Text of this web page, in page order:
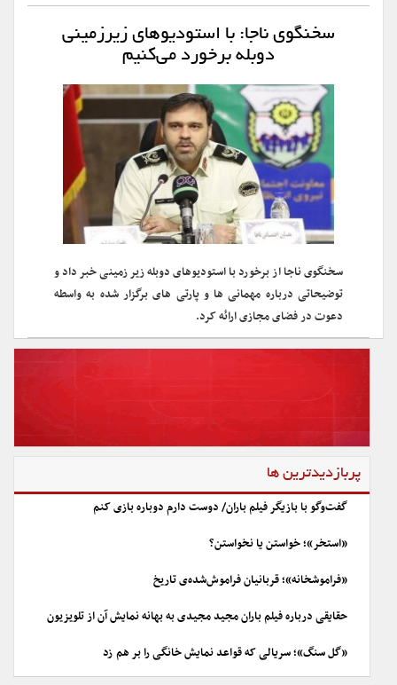
سخنگوی ناجا: با استودیوهای زیرزمینی
دوبله برخورد می‌کنیم
سخنگوی ناجا از برخورد با استودیوهای دوبله زیر زمینی خبر داد و
توضیحاتی درباره مهمانی ها و پارتی های برگزار شده به واسطه
دعوت در فضای مجازی ارائه کرد.
پربازدیدترین ها
گفت‌وگو با بازیگر فیلم باران/ دوست دارم دوباره بازی کنم
«استخر»؛ خواستن یا نخواستن؟
«فراموشخانه»؛ قربانیان فراموش‌شده‌ی تاریخ
حقایقی درباره فیلم باران مجید مجیدی به بهانه نمایش آن از تلویزیون
«گل سنگ»؛ سریالی که قواعد نمایش خانگی را بر هم زد